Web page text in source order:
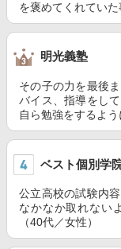
を褒めてくれていた
明光義塾
その子の力を最後
バイス、指導をし
自ら勉強をするよ
ベスト個別学
公立高校の試験内
なかなか取れない
（40代／女性）